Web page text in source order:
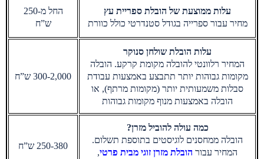
עלות ממוצעת של הובלת ספריית עץ
מחיר עבור ספרייה בגודל סטנדרטי כולל כוורת
החל מ-250
ש”ח
עלות הובלת שולחן סנוקר
המחיר רלוונטי להובלה מקומת קרקע. הובלה
מקומות גבוהות יותר תתבצע באמצעות עבודת
סבלות משמעותית יותר (מקומות מרתף), או
הובלה באמצעות מנוף מקומות גבוהות
300-2,000 ש”ח
כמה עולה להוביל מזרן?
הובלה ממחסנים לוגיסטים בתוספת תשלום.
המחיר עבור הובלת מזרן זוגי מבית פרטי,
250-380 ש”ח